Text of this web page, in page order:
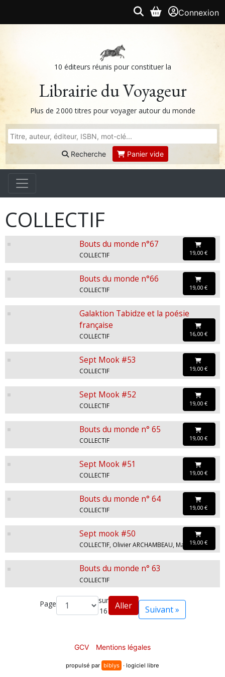
Connexion
10 éditeurs réunis pour constituer la
Librairie du Voyageur
Plus de 2 000 titres pour voyager autour du monde
Recherche Panier vide
COLLECTIF
Bouts du monde n°67
COLLECTIF 19,00 €
Bouts du monde n°66
COLLECTIF 19,00 €
Galaktion Tabidze et la poésie
française
COLLECTIF 16,00 €
Sept Mook #53
COLLECTIF 19,00 €
Sept Mook #52
COLLECTIF 19,00 €
Bouts du monde n° 65
COLLECTIF 19,00 €
Sept Mook #51
COLLECTIF 19,00 €
Bouts du monde n° 64
COLLECTIF 19,00 €
Sept mook #50
COLLECTIF, Olivier ARCHAMBEAU, Marine MENIER, Stéphane DUGAST, Mélusine MALLENDER, Romain GARROUSTE, Paul-Émile VICTOR
19,00 €
Bouts du monde n° 63
COLLECTIF
Page
sur
16
Aller Suivant »
GCV Mentions légales
propulsé par biblys · logiciel libre